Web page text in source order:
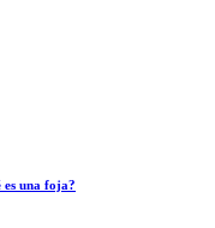
una foja?